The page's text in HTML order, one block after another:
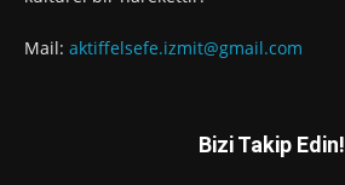
Mail: aktiffelsefe.izmit@gmail.com
Bizi Takip Edin!